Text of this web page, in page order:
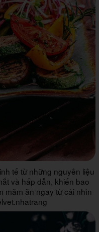
tế từ những nguyên liệu
và hấp dẫn, khiến bao
măm ăn ngay từ cái nhìn